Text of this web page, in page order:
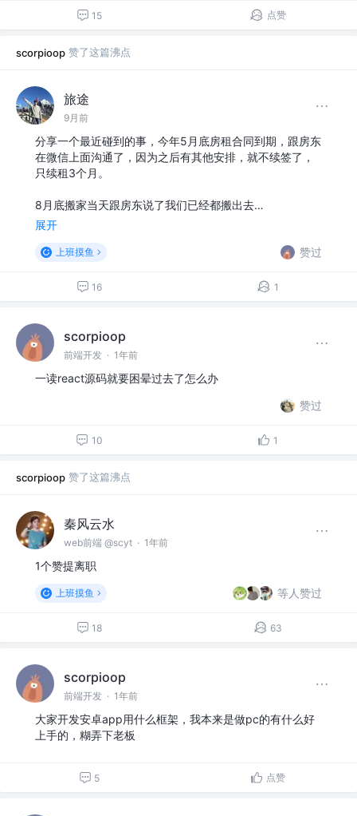
15 点赞
scorpioop 赞了这篇沸点
旅途
9月前
分享一个最近碰到的事，今年5月底房租合同到期，跟房东
在微信上面沟通了，因为之后有其他安排，就不续签了，
只续租3个月。
8月底搬家当天跟房东说了我们已经都搬出去…
展开
上班摸鱼 赞过
16 1
scorpioop
前端开发 · 1年前
一读react源码就要困晕过去了怎么办
赞过
10 1
scorpioop 赞了这篇沸点
秦风云水
web前端 @scyt · 1年前
1个赞提离职
上班摸鱼 等人赞过
18 63
scorpioop
前端开发 · 1年前
大家开发安卓app用什么框架，我本来是做pc的有什么好
上手的，糊弄下老板
5 点赞